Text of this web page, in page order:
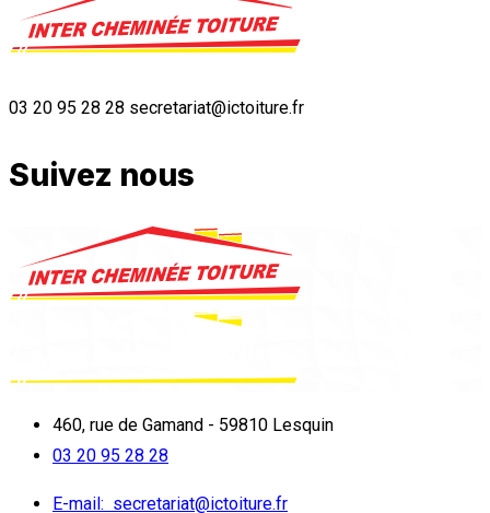
03 20 95 28 28 secretariat@ictoiture.fr
Suivez nous
460, rue de Gamand - 59810 Lesquin
03 20 95 28 28
E-mail: secretariat@ictoiture.fr